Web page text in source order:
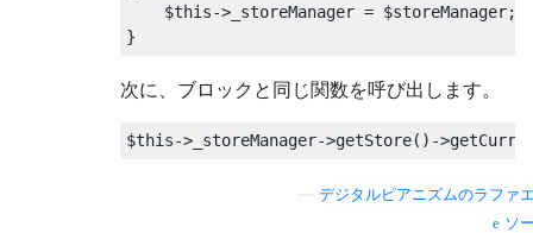
    $this
-> _storeManager = $storeManager;
}
次に、ブロックと同じ関数を呼び出します。
$this-> _storeManager->getStore()->
デジタルピアニズムのラファ
ソ